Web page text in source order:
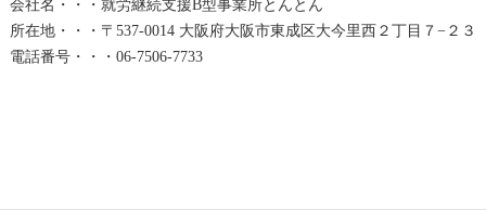
会社名・・・就労継続支援B型事業所とんとん
所在地・・・〒537-0014 大阪府大阪市東成区大今里西２丁目７−２３
電話番号・・・06-7506-7733